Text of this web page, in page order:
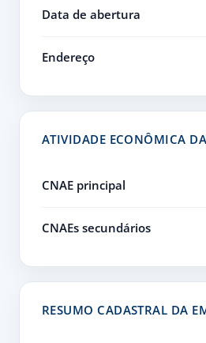
Data de abertura
Endereço
ATIVIDADE ECONÔMICA
CNAE principal
CNAEs secundários
RESUMO CADASTRAL DA